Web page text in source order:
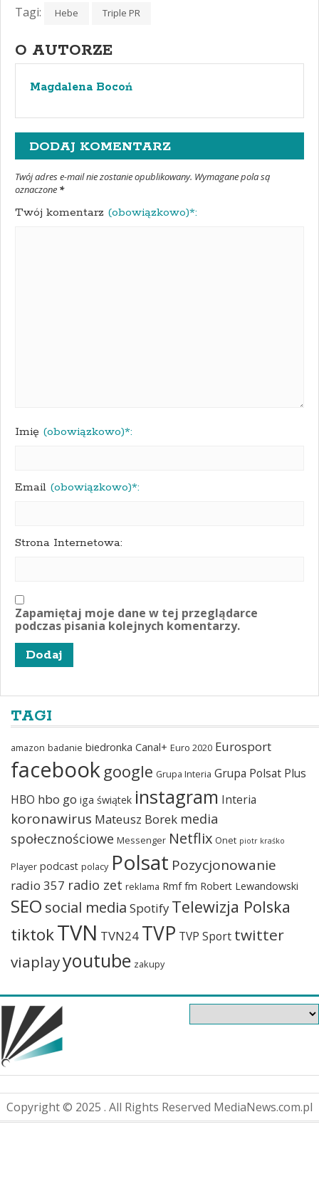
Tagi: Hebe Triple PR
O AUTORZE
Magdalena Bocoń
DODAJ KOMENTARZ
Twój adres e-mail nie zostanie opublikowany. Wymagane pola są
oznaczone *
Twój komentarz (obowiązkowo)*:
Imię (obowiązkowo)*:
Email (obowiązkowo)*:
Strona Internetowa:
Zapamiętaj moje dane w tej przeglądarce
podczas pisania kolejnych komentarzy.
TAGI
amazon badanie biedronka Canal+ Euro 2020 Eurosport
facebook google Grupa Interia Grupa Polsat Plus
HBO hbo go iga świątek instagram Interia
koronawirus Mateusz Borek media
społecznościowe Messenger Netflix Onet piotr kraśko
Player podcast polacy Polsat Pozycjonowanie
radio 357 radio zet reklama Rmf fm Robert Lewandowski
SEO social media Spotify Telewizja Polska
tiktokTVN TVN24 TVP TVP Sport twitter
viaplayyoutube zakupy
Copyright © 2025 . All Rights Reserved MediaNews.com.pl